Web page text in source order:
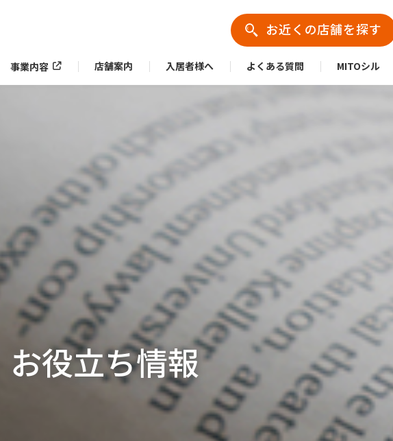
お近くの店舗を探す
事業内容 店舗案内 入居者様へ よくある質問 MITOシル
お役立ち情報